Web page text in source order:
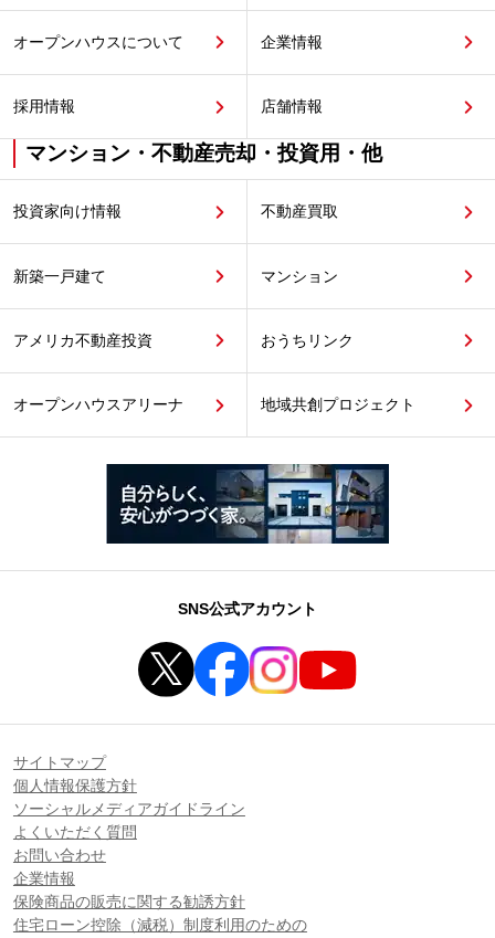
オープンハウスについて 企業情報
採用情報 店舗情報
マンション・不動産売却・投資用・他
投資家向け情報 不動産買取
新築一戸建て マンション
アメリカ不動産投資 おうちリンク
オープンハウスアリーナ 地域共創プロジェクト
SNS公式アカウント
サイトマップ
個人情報保護方針
ソーシャルメディアガイドライン
よくいただく質問
お問い合わせ
企業情報
保険商品の販売に関する勧誘方針
住宅ローン控除（減税）制度利用のための